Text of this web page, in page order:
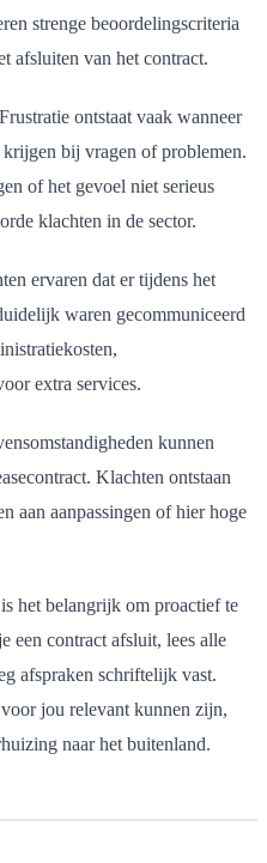
strenge beoordelingscriteria
afsluiten van het contract.
ontstaat vaak wanneer
bij vragen of problemen.
of het gevoel niet serieus
klachten in de sector.
ervaren dat er tijdens het
waren gecommuniceerd
extra services.
kunnen
Klachten ontstaan
aan aanpassingen of hier hoge
het belangrijk om proactief te
een contract afsluit, lees alle
afspraken schriftelijk vast.
jou relevant kunnen zijn,
naar het buitenland.